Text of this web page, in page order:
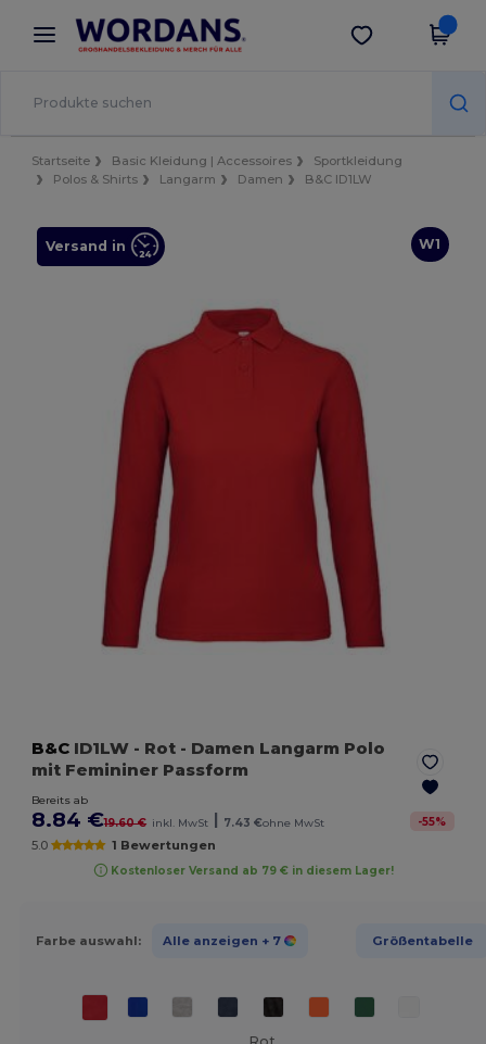
× Wordans App
Bessere Preise in der App!
App holen
Startseite Basic Kleidung | Accessoires
Sportkleidung
Polos & Shirts
Langarm Damen B&C ID1LW
W1
Versand in
B&C ID1LW - Rot - Damen Langarm Polo
mit Femininer Passform
Bereits ab
8.84 €19.60 € inkl. MwSt | 7.43 €ohne MwSt -55%
5.0 1 Bewertungen
Kostenloser Versand ab 79 € in diesem Lager!
Farbe auswahl: Alle anzeigen + 7 Größentabelle